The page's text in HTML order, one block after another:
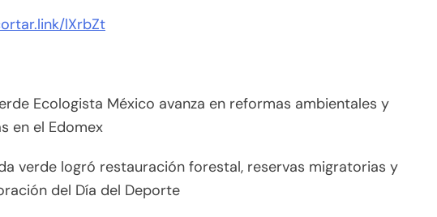
lXrbZt
Ecologista México avanza en reformas ambientales y
en el Edomex
verde logró restauración forestal, reservas migratorias y
del Día del Deporte